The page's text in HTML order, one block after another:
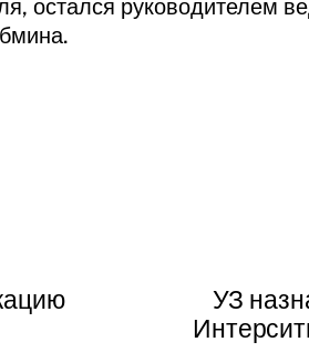
остался руководителем
УЗ